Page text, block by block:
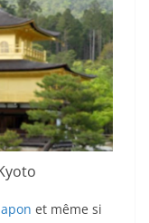
et même si